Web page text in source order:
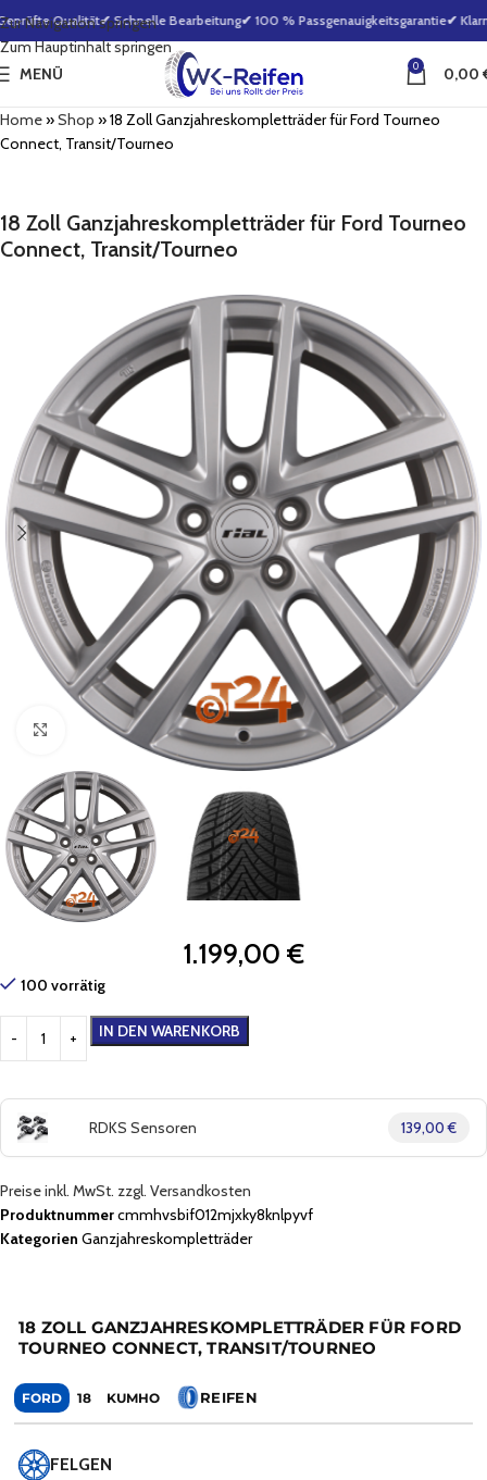
Zur Navigation springen
Zum Hauptinhalt springen
Qualität✔ Schnelle Bearbeitung✔ 100 % Passgenauigkeitsgarantie✔
MENÜ 0 0,00
Home»Shop »18 Zoll Ganzjahreskompletträder für Ford Tourneo
Connect, Transit/Tourneo
18 Zoll Ganzjahreskompletträder für Ford Tourneo
Connect, Transit/Tourneo
Zum Vergrößern klicken
1.199,00 €
100 vorrätig
IN DEN WARENKORB
RDKS Sensoren 139,00 €
Preise inkl. MwSt. zzgl. Versandkosten
Produktnummercmmhvsbif012mjxky8knlpyvf
Kategorien Ganzjahreskompletträder
18 ZOLL GANZJAHRESKOMPLETTRÄDER FÜR FORD
TOURNEO CONNECT, TRANSIT/TOURNEO
FORD 18 KUMHO REIFEN
FELGEN